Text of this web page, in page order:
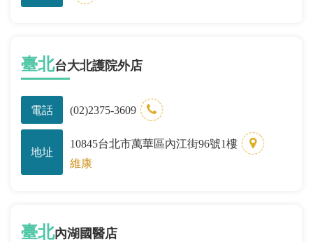
臺北台大北護院外店
電話 (02)2375-3609
地址
10845台北市萬華區內江街96號1樓
維康
臺北內湖國醫店